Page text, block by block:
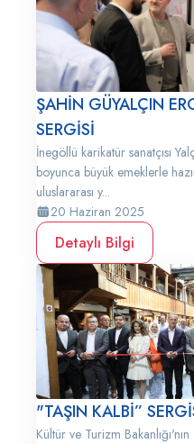
ŞAHİN GÜYALÇIN
SERGİSİ
İnegöllü karikatür sanatçısı
boyunca büyük emeklerle
uluslararası y...
20 Haziran 2025
Detaylı Bilgi
"TAŞIN KALBİ”
Kültür ve Turizm